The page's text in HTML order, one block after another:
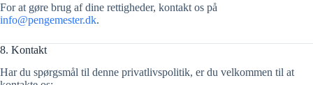
For at gøre brug af dine rettigheder, kontakt os på
info@pengemester.dk.
8. Kontakt
Har du spørgsmål til denne privatlivspolitik, er du velkommen til at